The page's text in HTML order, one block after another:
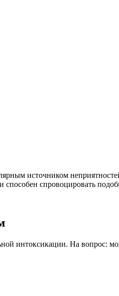
источником
спровоцировать
интоксикации. На вопрос: